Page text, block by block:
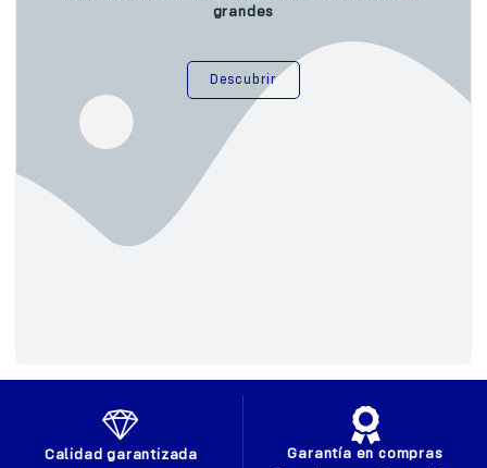
grandes
Descubrir
Calidad garantizada Garantía en compras